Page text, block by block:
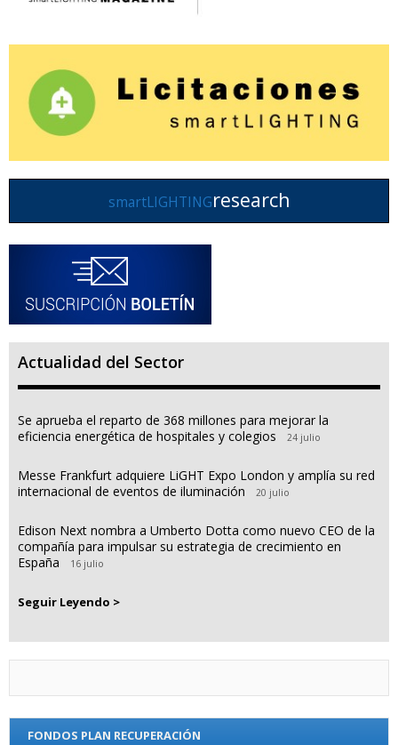
smartLIGHTINGresearch
Actualidad del Sector
Se aprueba el reparto de 368 millones para mejorar la
eficiencia energética de hospitales y colegios
24 julio
Messe Frankfurt adquiere LiGHT Expo London y amplía su red
internacional de eventos de iluminación
20 julio
Edison Next nombra a Umberto Dotta como nuevo CEO de la
compañía para impulsar su estrategia de crecimiento en
España
16 julio
Seguir Leyendo >
FONDOS PLAN RECUPERACIÓN